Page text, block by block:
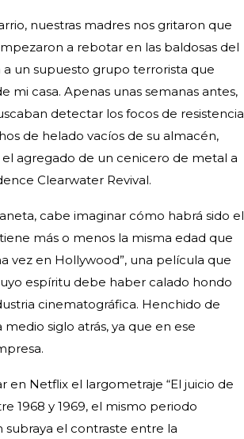
nuestras madres nos gritaron que
a rebotar en las baldosas del
un supuesto grupo terrorista que
casa. Apenas unas semanas antes,
detectar los focos de resistencia
de helado vacíos de su almacén,
agregado de un cenicero de metal a
Clearwater Revival.
cabe imaginar cómo habrá sido el
más o menos la misma edad que
vez en Hollywood”, una película que
espíritu debe haber calado hondo
cinematográfica. Henchido de
siglo atrás, ya que en ese
en Netflix el largometraje “El juicio de
1968 y 1969, el mismo periodo
subraya el contraste entre la